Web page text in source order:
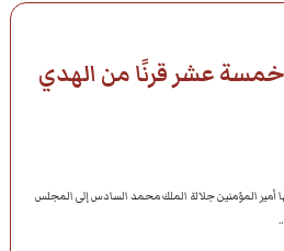
خمسة عشر قرنًا من الهدي
أمير المؤمنين جلالة الملك محمد السادس إلى المجلس